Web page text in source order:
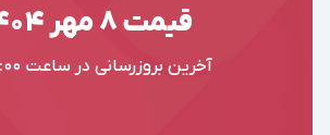
قیمت ۸ مهر ۱۴۰۴
آخرین بروزرسانی در ساعت